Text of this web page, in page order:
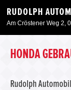
RUDOLPH
Am Cröstener Weg 2,
Neuwagen
Gebrauchtwagen
HONDA
Rudolph